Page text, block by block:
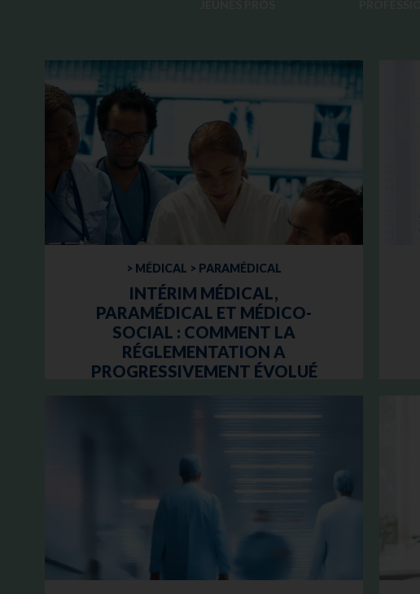
> MÉDICAL > PARAMÉDICAL
INTÉRIM MÉDICAL,
PARAMÉDICAL ET MÉDICO-
SOCIAL : COMMENT LA
RÉGLEMENTATION A
PROGRESSIVEMENT ÉVOLUÉ